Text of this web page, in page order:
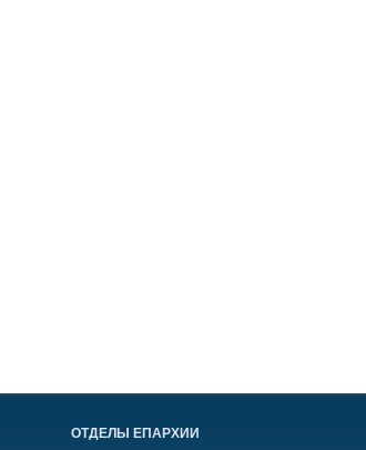
ОТДЕЛЫ ЕПАРХИИ